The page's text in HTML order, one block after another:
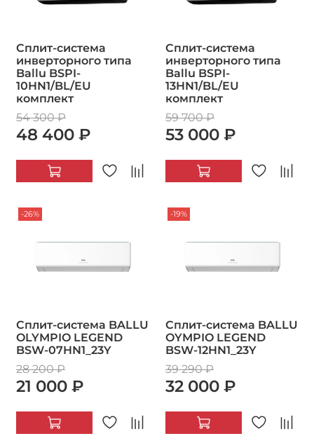
Сплит-система
инверторного типа
Ballu BSPI-
10HN1/BL/EU
комплект
54 300 ₽
48 400 ₽
Сплит-система
инверторного типа
Ballu BSPI-
13HN1/BL/EU
комплект
59 700 ₽
53 000 ₽
-26%
Сплит-система BALLU
OLYMPIO LEGEND
BSW-07HN1_23Y
28 200 ₽
21 000 ₽
-19%
Сплит-система BALLU
OYMPIO LEGEND
BSW-12HN1_23Y
39 290 ₽
32 000 ₽